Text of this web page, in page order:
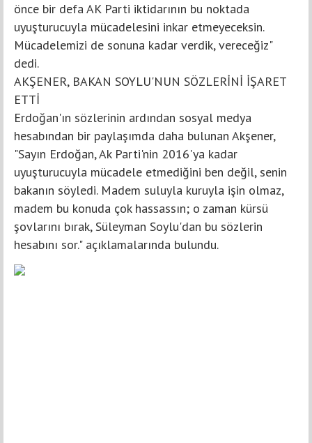
önce bir defa AK Parti iktidarının bu noktada
uyuşturucuyla mücadelesini inkar etmeyeceksin.
Mücadelemizi de sonuna kadar verdik, vereceğiz"
dedi.
AKŞENER, BAKAN SOYLU'NUN SÖZLERİNİ İŞARET
ETTİ
Erdoğan'ın sözlerinin ardından sosyal medya
hesabından bir paylaşımda daha bulunan Akşener,
"Sayın Erdoğan, Ak Parti'nin 2016'ya kadar
uyuşturucuyla mücadele etmediğini ben değil, senin
bakanın söyledi. Madem suluyla kuruyla işin olmaz,
madem bu konuda çok hassassın; o zaman kürsü
şovlarını bırak, Süleyman Soylu'dan bu sözlerin
hesabını sor." açıklamalarında bulundu.